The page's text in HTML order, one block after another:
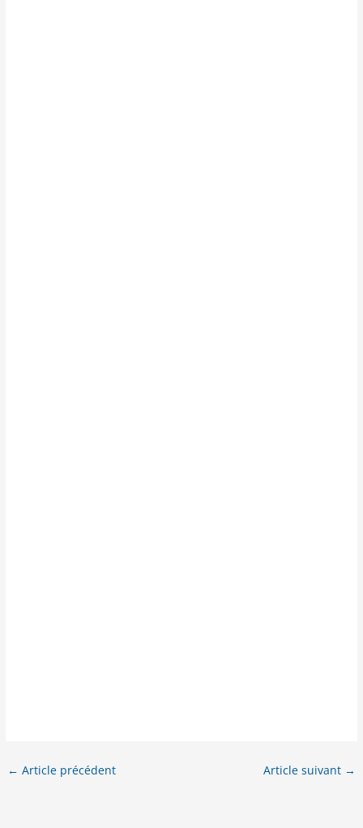
← Article précédent Article suivant →